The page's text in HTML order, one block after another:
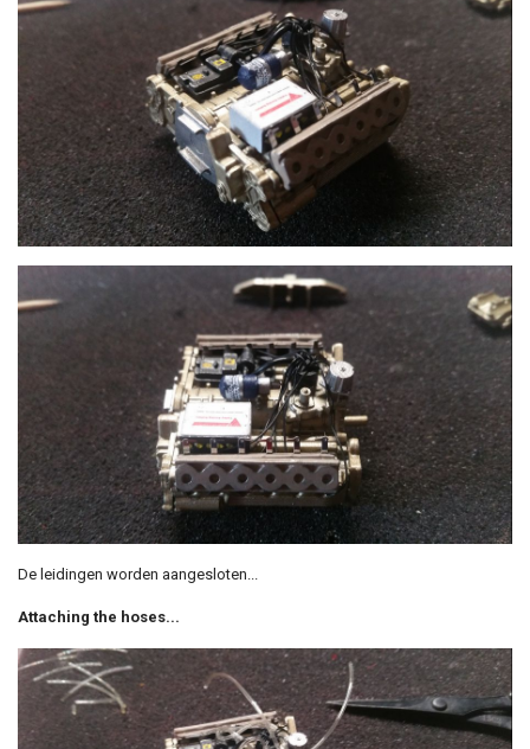
De leidingen worden aangesloten...
Attaching the hoses...